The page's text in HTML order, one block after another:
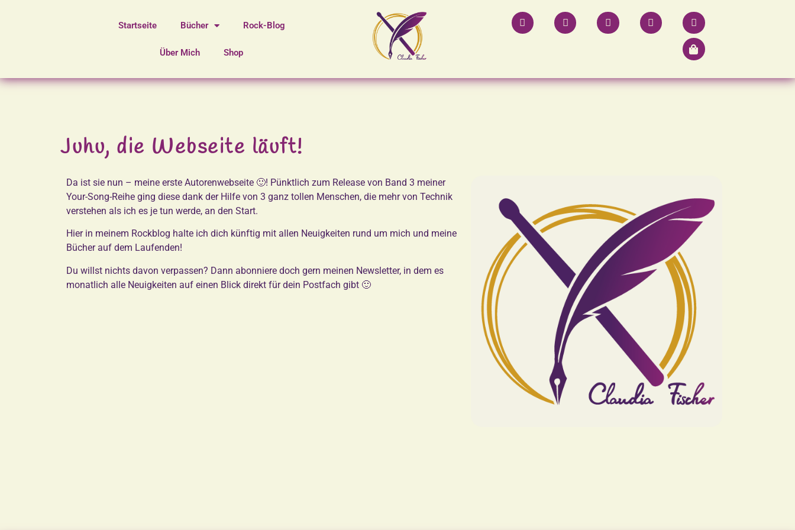
Startseite Bücher Rock-Blog
Über Mich Shop
Juhu, die Webseite läuft!
Da ist sie nun – meine erste Autorenwebseite 🙂! Pünktlich zum Release von Band 3 meiner
Your-Song-Reihe ging diese dank der Hilfe von 3 ganz tollen Menschen, die mehr von Technik
verstehen als ich es je tun werde, an den Start.
Hier in meinem Rockblog halte ich dich künftig mit allen Neuigkeiten rund um mich und meine
Bücher auf dem Laufenden!
Du willst nichts davon verpassen? Dann abonniere doch gern meinen Newsletter, in dem es
monatlich alle Neuigkeiten auf einen Blick direkt für dein Postfach gibt 🙂